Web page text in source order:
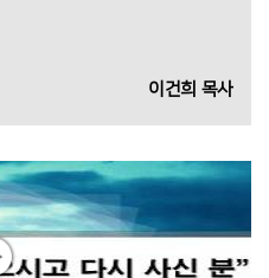
이건희 목사